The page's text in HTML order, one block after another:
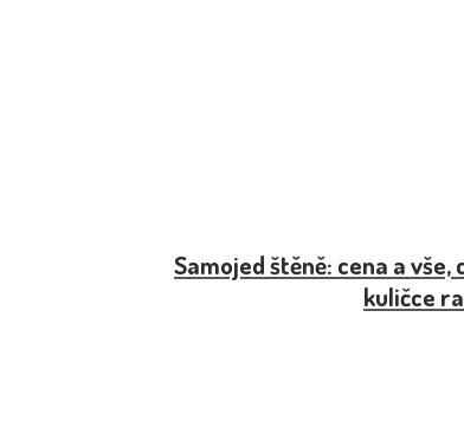
Samojed štěně: cena a vše,
kuličce